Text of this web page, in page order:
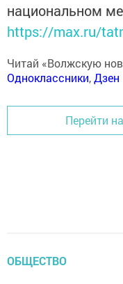
национальном
https://max.ru/
Читай «Волжскую
Одноклассники,Дзен
Перейти
ОБЩЕСТВО